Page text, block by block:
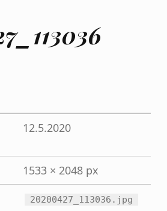
12.5.2020
1533 × 2048 px
20200427_113036.jpg